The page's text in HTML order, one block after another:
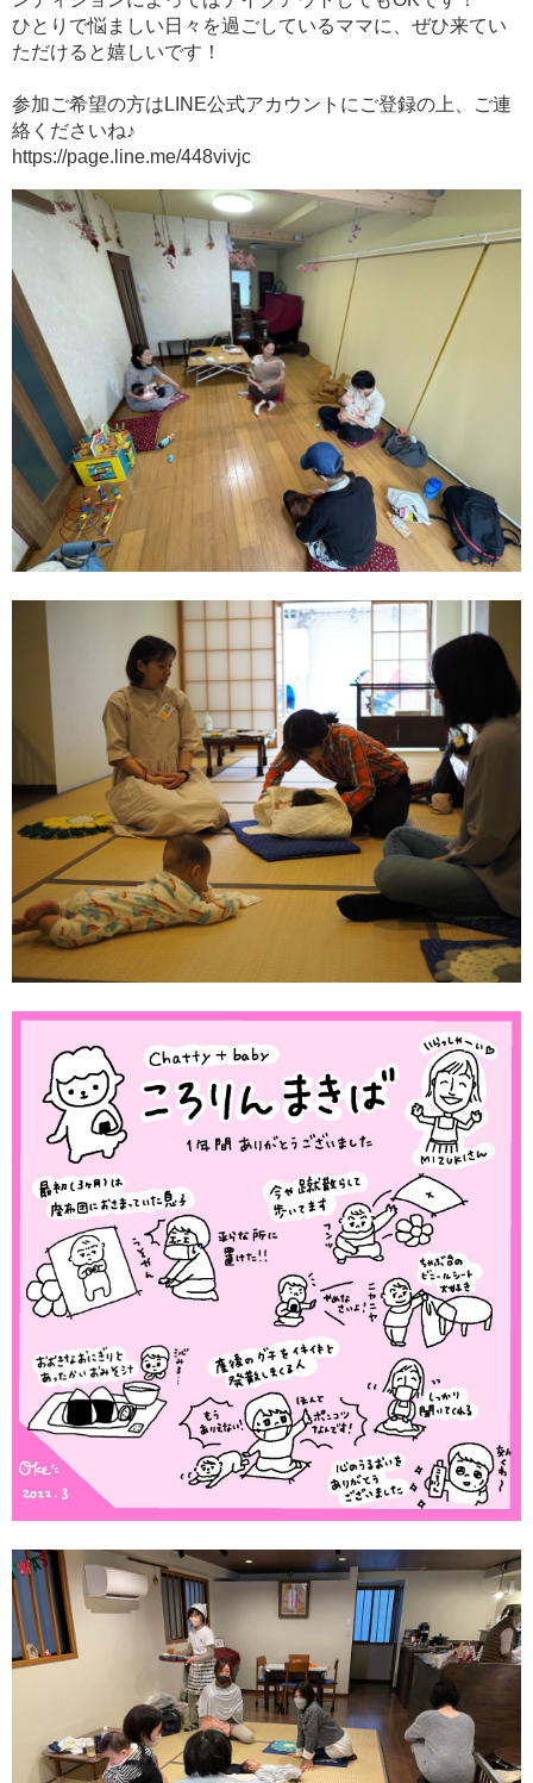
ひとりで悩ましい日々を過ごしているママに、ぜひ来てい
ただけると嬉しいです！
参加ご希望の方はLINE公式アカウントにご登録の上、ご連
絡くださいね♪
https://page.line.me/448vivjc